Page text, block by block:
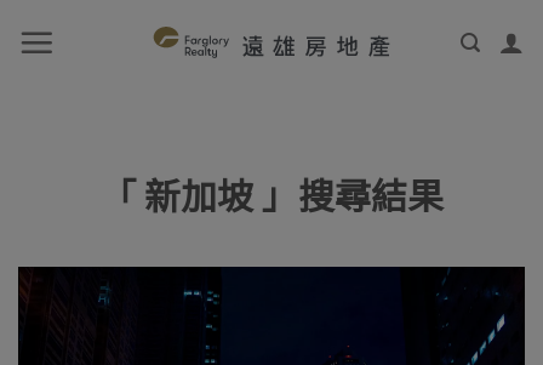
「 新加坡 」搜尋結果